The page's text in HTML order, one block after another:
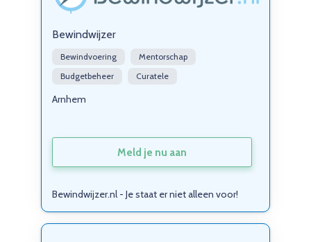
Bewindwijzer
Bewindvoering
Mentorschap
Budgetbeheer
Curatele
Arnhem
Meld je nu aan
Bewindwijzer.nl - Je staat er niet alleen voor!